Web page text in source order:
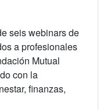
seis webinars de
a profesionales
Mutual
con la
finanzas,